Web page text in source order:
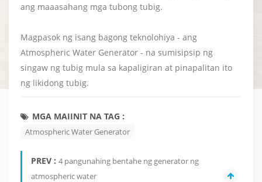
ang maaasahang mga tubong tubig.
Magpasok ng isang bagong teknolohiya - ang
Atmospheric Water Generator - na sumisipsip ng
singaw ng tubig mula sa kapaligiran at pinapalitan ito
ng likidong tubig.
MGA MAIINIT NA TAG :
Atmospheric Water Generator
PREV : 4 pangunahing bentahe ng generator ng
atmospheric water